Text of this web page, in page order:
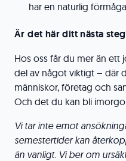
har en naturlig
Är det här ditt nästa
Hos oss får du mer än ett
del av något viktigt – där
människor, företag och
Och det du kan bli
Vi tar inte emot
semestertider kan
än vanligt. Vi ber om